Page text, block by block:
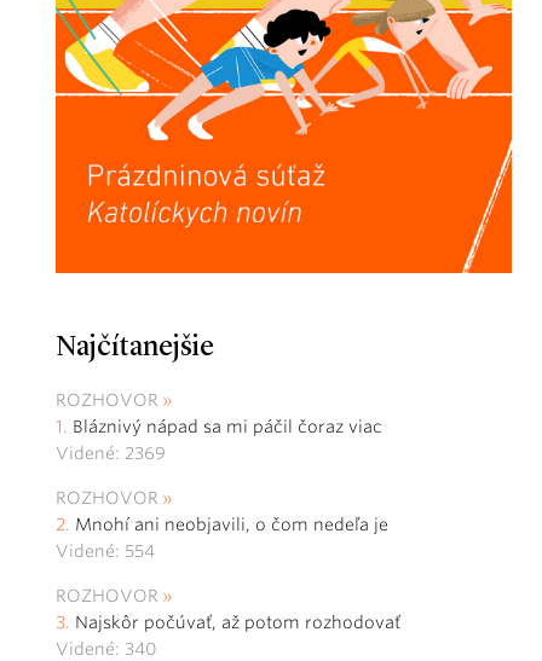
Najčítanejšie
ROZHOVOR
Bláznivý nápad sa mi páčil čoraz viac
Videné: 2369
ROZHOVOR
Mnohí ani neobjavili, o čom nedeľa je
Videné: 554
ROZHOVOR
Najskôr počúvať, až potom rozhodovať
Videné: 340